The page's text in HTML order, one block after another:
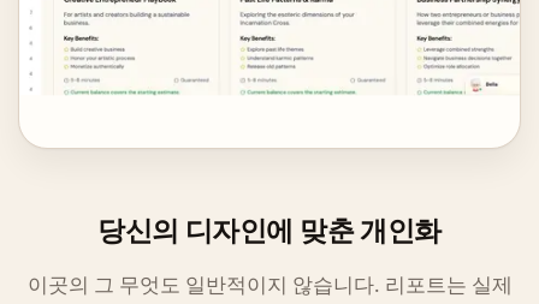
당신의 디자인에 맞춘 개인화
이곳의 그 무엇도 일반적이지 않습니다. 리포트는 실제